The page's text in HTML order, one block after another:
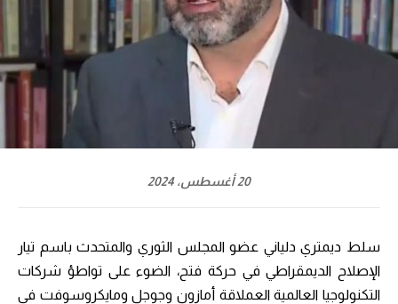
20 أغسطس، 2024
سلط ديمتري دلياني عضو المجلس الثوري والمتحدث باسم تيار
الإصلاح الديمقراطي في حركة فتح، الضوء على تواطؤ شركات
التكنولوجيا العالمية العملاقة أمازون وجوجل ومايكروسوفت في